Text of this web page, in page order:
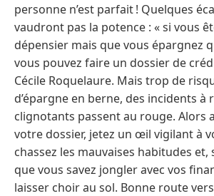
personne n’est parfait ! Quelques
vaudront pas la potence : « si vous
dépensier mais que vous épargnez
vous pouvez faire un dossier de
Cécile Roquelaure. Mais trop de
d’épargne en berne, des incidents
clignotants passent au rouge. Alors
votre dossier, jetez un œil vigilant à
chassez les mauvaises habitudes
que vous savez jongler avec vos
laisser choir au sol. Bonne route